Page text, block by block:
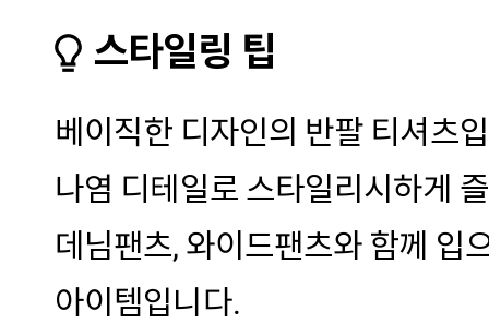
스타일링 팁
베이직한 디자인의 반팔 티셔츠
나염 디테일로 스타일리시하게
데님팬츠, 와이드팬츠와 함께 입
아이템입니다.